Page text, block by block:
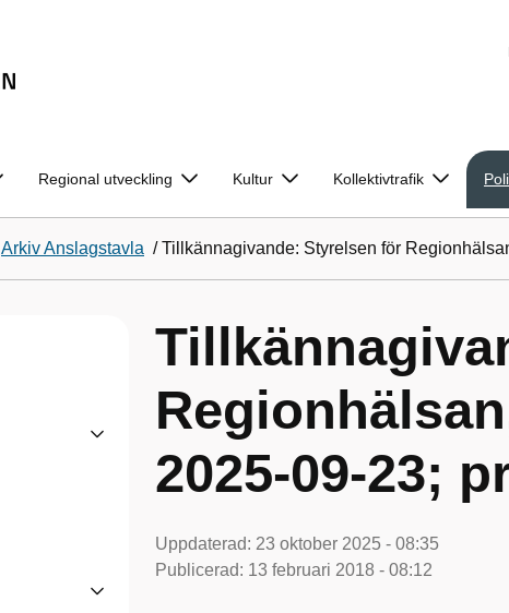
Regional utveckling Kultur Kollektivtrafik
Arkiv Anslagstavla /Tillkännagivande: Styrelsen för
2025-09-23;
Uppdaterad: 23 oktober 2025 - 08:35
Publicerad: 13 februari 2018 - 08:12